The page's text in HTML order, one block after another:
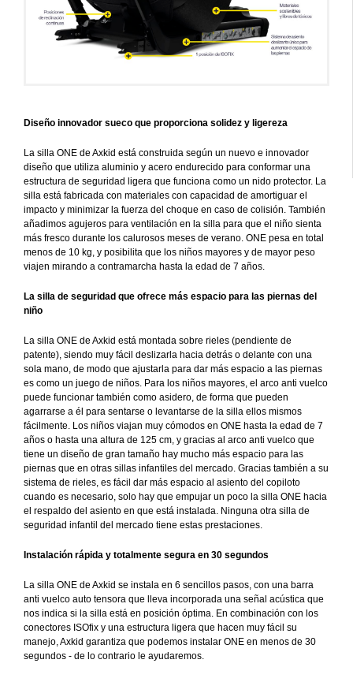
Diseño innovador sueco que proporciona solidez y ligereza
La silla ONE de Axkid está construida según un nuevo e innovador
diseño que utiliza aluminio y acero endurecido para conformar una
estructura de seguridad ligera que funciona como un nido protector. La
silla está fabricada con materiales con capacidad de amortiguar el
impacto y minimizar la fuerza del choque en caso de colisión. También
añadimos agujeros para ventilación en la silla para que el niño sienta
más fresco durante los calurosos meses de verano. ONE pesa en total
menos de 10 kg, y posibilita que los niños mayores y de mayor peso
viajen mirando a contramarcha hasta la edad de 7 años.
La silla de seguridad que ofrece más espacio para las piernas del
niño
La silla ONE de Axkid está montada sobre rieles (pendiente de
patente), siendo muy fácil deslizarla hacia detrás o delante con una
sola mano, de modo que ajustarla para dar más espacio a las piernas
es como un juego de niños. Para los niños mayores, el arco anti vuelco
puede funcionar también como asidero, de forma que pueden
agarrarse a él para sentarse o levantarse de la silla ellos mismos
fácilmente. Los niños viajan muy cómodos en ONE hasta la edad de 7
años o hasta una altura de 125 cm, y gracias al arco anti vuelco que
tiene un diseño de gran tamaño hay mucho más espacio para las
piernas que en otras sillas infantiles del mercado. Gracias también a su
sistema de rieles, es fácil dar más espacio al asiento del copiloto
cuando es necesario, solo hay que empujar un poco la silla ONE hacia
el respaldo del asiento en que está instalada. Ninguna otra silla de
seguridad infantil del mercado tiene estas prestaciones.
Instalación rápida y totalmente segura en 30 segundos
La silla ONE de Axkid se instala en 6 sencillos pasos, con una barra
anti vuelco auto tensora que lleva incorporada una señal acústica que
nos indica si la silla está en posición óptima. En combinación con los
conectores ISOfix y una estructura ligera que hacen muy fácil su
manejo, Axkid garantiza que podemos instalar ONE en menos de 30
segundos - de lo contrario le ayudaremos.